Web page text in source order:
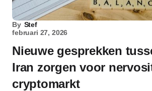
By Stef
februari 27, 2026
Nieuwe gesprekken
Iran zorgen voor
cryptomarkt